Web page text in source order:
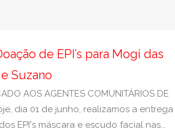
de EPI’s para Mogi das
Suzano
AOS AGENTES COMUNITÁRIOS DE
dia 01 de junho, realizamos a
EPI's máscara e escudo facial nas...